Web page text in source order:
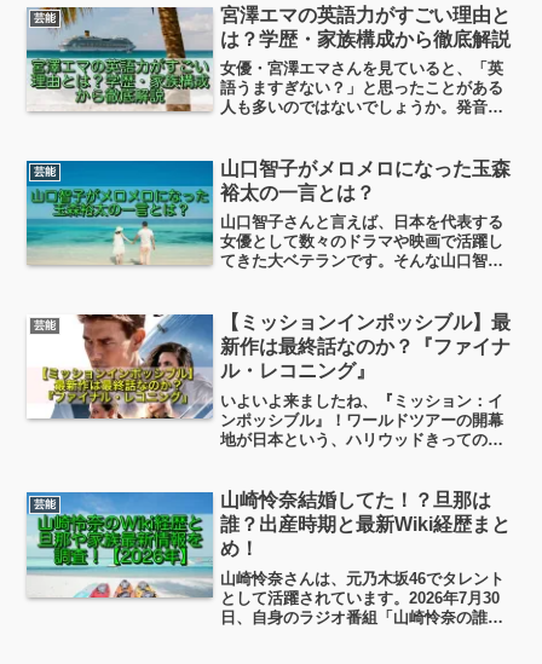
芸能
宮澤エマの英語力がすごい理由と
は？学歴・家族構成から徹底解説
女優・宮澤エマさんを見ていると、「英
語うますぎない？」と思ったことがある
人も多いのではないでしょうか。発音が
「宮澤エマ 英語力 学歴 家族構成」をキ
ーワードに、宮澤エマさんのこれまでの
歩みをじっくり調べてみました。
芸能
山口智子がメロメロになった玉森
裕太の一言とは？
山口智子さんと言えば、日本を代表する
女優として数々のドラマや映画で活躍し
てきた大ベテランです。そんな山口智子
森裕太さんの一言で、すっかりメロメロ
になったというエピソードが話題になっ
ています。
芸能
【ミッションインポッシブル】最
新作は最終話なのか？『ファイナ
ル・レコニング』
いよいよ来ましたね、『ミッション：イ
ンポッシブル』！ワールドツアーの開幕
地が日本という、ハリウッドきっての親
の前編である『デッド・レコニング
PART ONE』を劇場ま...
芸能
山崎怜奈結婚してた！？旦那は
誰？出産時期と最新Wiki経歴まと
め！
山崎怜奈さんは、元乃木坂46でタレント
として活躍されています。2026年7月30
日、自身のラジオ番組「山崎怜奈の誰か